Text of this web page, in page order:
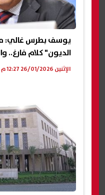
يوسف بطرس غالي:
الديون" كلام فارغ..
الإثنين 26/01/2026 12:27 م